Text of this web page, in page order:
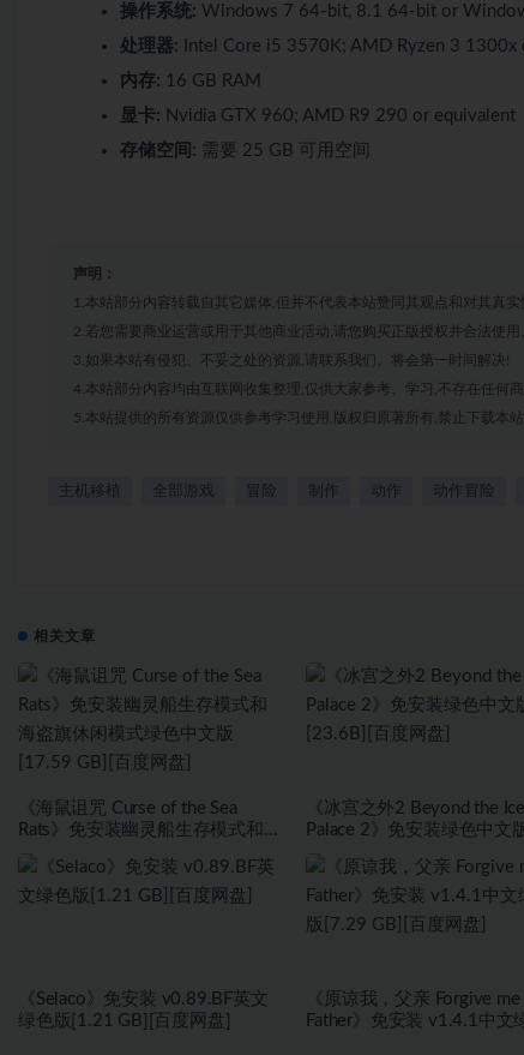
操作系统: Windows 7 64-bit, 8.1 64-bit or
处理器: Intel Core i5 3570K; AMD Ryzen 3 1300x
内存: 16 GB RAM
显卡: Nvidia GTX 960; AMD R9 290 or equivalent
存储空间: 需要 25 GB 可用空间
声明：
1.本站部分内容转载自其它媒体,但并不代表本站赞同其观点和对其真实
2.若您需要商业运营或用于其他商业活动,请您购买正版授权并合法使用
3.如果本站有侵犯、不妥之处的资源,请联系我们。将会第一时间解决!
4.本站部分内容均由互联网收集整理,仅供大家参考、学习,不存在任何商
5.本站提供的所有资源仅供参考学习使用,版权归原著所有,禁止下载本
主机移植 全部游戏 冒险 制作 动作 动作冒险
相关文章
《海鼠诅咒 Curse of the Sea
Rats》免安装幽灵船生存模式和海
GB][百度网盘]
《冰宫之外2 Beyond the Ice
Palace 2》免安装绿色中文
《Selaco》免安装 v0.89.BF英文
绿色版[1.21 GB][百度网盘]
《原谅我，父亲 Forgive me
Father》免安装 v1.4.1中文